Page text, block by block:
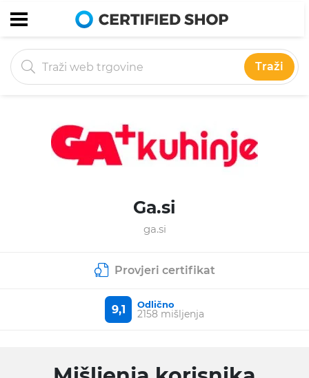
Traži
Ga.si
ga.si
Provjeri certifikat
9,1 Odlično
2158 mišljenja